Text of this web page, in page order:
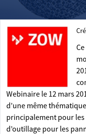
Webinaire le 12 mars
d’une même
principalement pour
d’outillage pour les